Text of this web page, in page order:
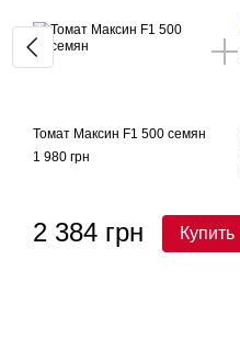
Томат Максин F1 500 семян
1 980 грн
2 384 грн Купить